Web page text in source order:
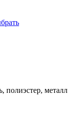
полиэстер, металл